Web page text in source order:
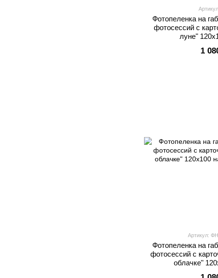
Фотопеленка на
фотосессий с
луне"
1
Артикул:
Фотопеленка на
фотосессий с
облачке"